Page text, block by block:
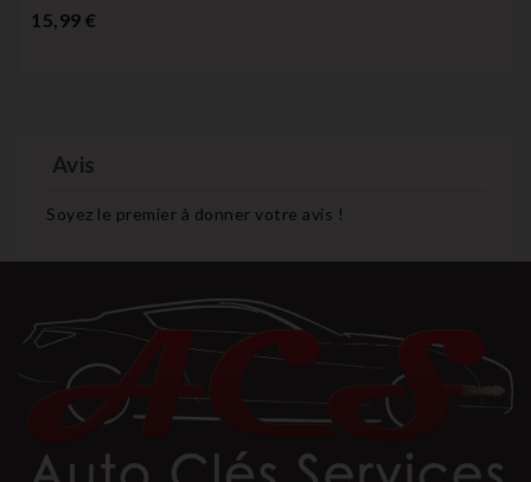
15,99 €
Avis
Soyez le premier à donner votre avis !